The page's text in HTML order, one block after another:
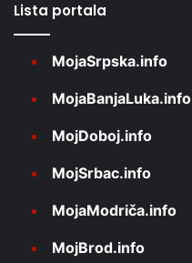
Lista portala
MojaSrpska.info
MojaBanjaLuka.info
MojDoboj.info
MojSrbac.info
MojaModriča.info
MojBrod.info